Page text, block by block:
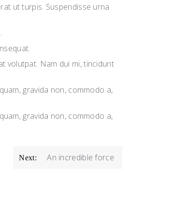
ut turpis. Suspendisse urna
volutpat. Nam dui mi, tincidunt
gravida non, commodo a,
gravida non, commodo a,
Next: An incredible force